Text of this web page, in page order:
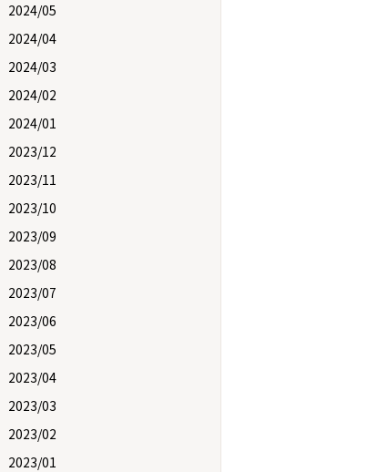
2024/05
2024/04
2024/03
2024/02
2024/01
2023/12
2023/11
2023/10
2023/09
2023/08
2023/07
2023/06
2023/05
2023/04
2023/03
2023/02
2023/01